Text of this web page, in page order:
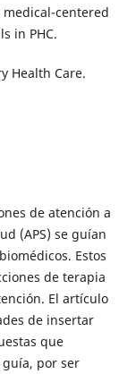
centered
in PHC.
Health Care.
de atención a
(APS) se guían
Estos
de terapia
El artículo
de insertar
que
por ser